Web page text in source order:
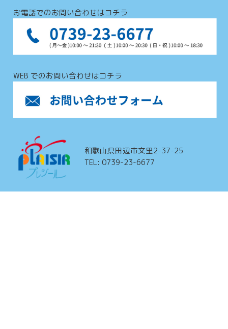
お電話でのお問い合わせはコチラ
WEB でのお問い合わせはコチラ
和歌山県田辺市文里2-37-25
TEL: 0739-23-6677